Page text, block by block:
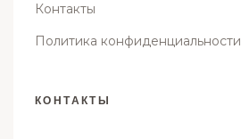
Контакты
Политика конфиденциальности
КОНТАКТЫ